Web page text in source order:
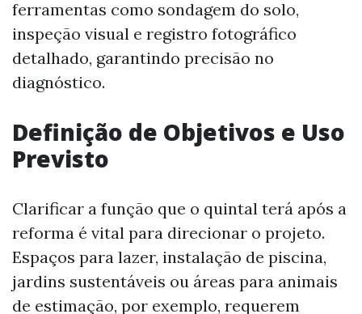
ferramentas como sondagem do solo,
inspeção visual e registro fotográfico
detalhado, garantindo precisão no
diagnóstico.
Definição de Objetivos e Uso
Previsto
Clarificar a função que o quintal terá após a
reforma é vital para direcionar o projeto.
Espaços para lazer, instalação de piscina,
jardins sustentáveis ou áreas para animais
de estimação, por exemplo, requerem